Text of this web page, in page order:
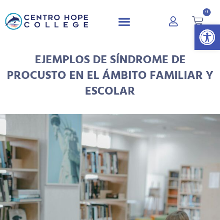
Abrir
0
EJEMPLOS DE SÍNDROME DE
PROCUSTO EN EL ÁMBITO FAMILIAR Y
ESCOLAR